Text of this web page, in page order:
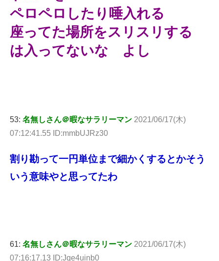
ペロペロしたり唾入れる
座ってた場所をスリスリする
は入ってないな よし
53: 名無しさん＠暇なサラリーマン 2021/06/17(木)
07:12:41.55 ID:mmbUJRz30
割り勘って一円単位まで細かくするとかそう
いう意味やと思ってたわ
61: 名無しさん＠暇なサラリーマン 2021/06/17(木)
07:16:17.13 ID:Jqe4uinb0